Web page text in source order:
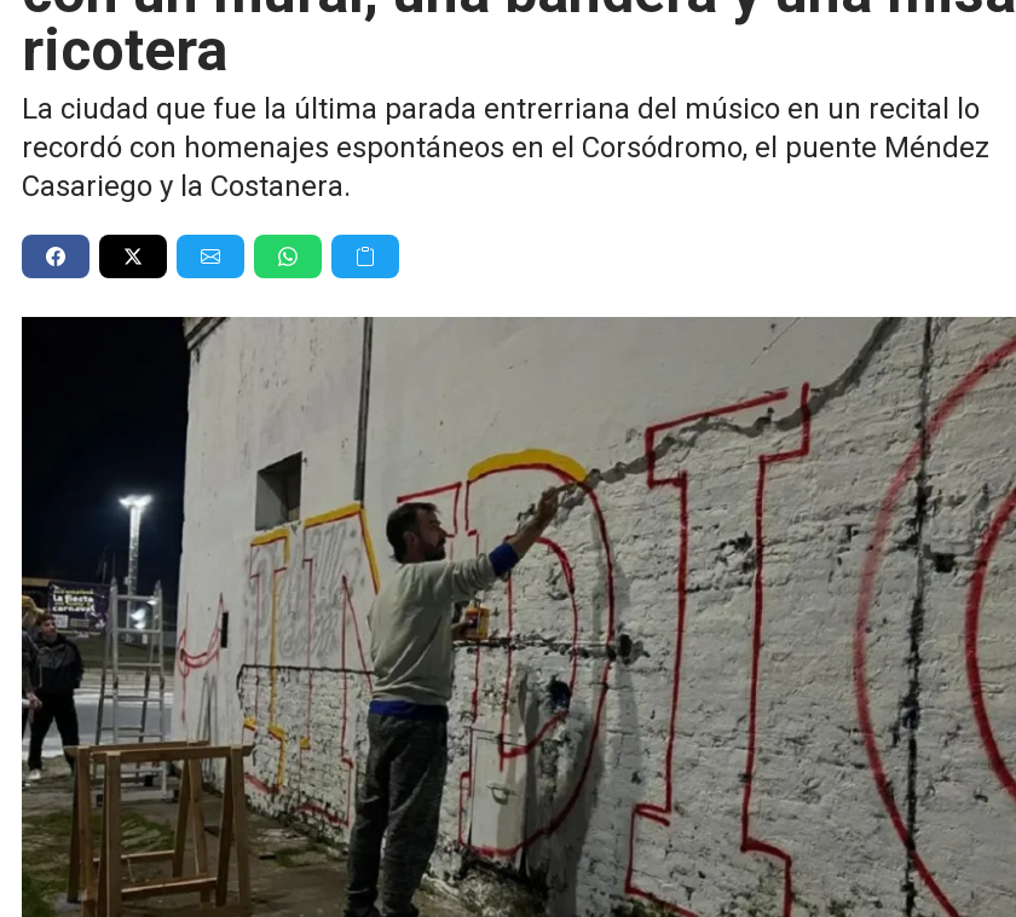
ricotera
La ciudad que fue la última parada entrerriana del músico en un recital lo
recordó con homenajes espontáneos en el Corsódromo, el puente Méndez
Casariego y la Costanera.